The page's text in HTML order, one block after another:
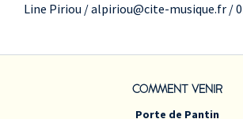
Line Piriou / alpiriou@cite-musique.fr /
COMMENT VENIR
Porte de Pantin